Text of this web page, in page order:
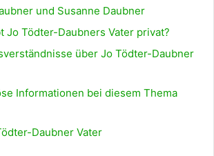
und Susanne Daubner
Jo Tödter-Daubners Vater privat?
über Jo Tödter-Daubner
Informationen bei diesem Thema
Daubner Vater